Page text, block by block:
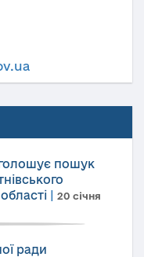
пошук
20 січня
ради